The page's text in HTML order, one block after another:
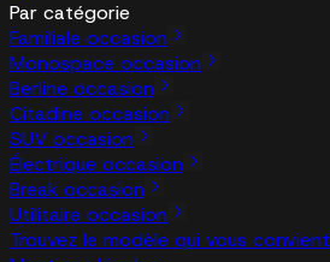
Par catégorie
Familiale occasion
Monospace occasion
Berline occasion
Citadine occasion
SUV occasion
Électrique occasion
Break occasion
Utilitaire occasion
Trouvez le modèle qui vous convient